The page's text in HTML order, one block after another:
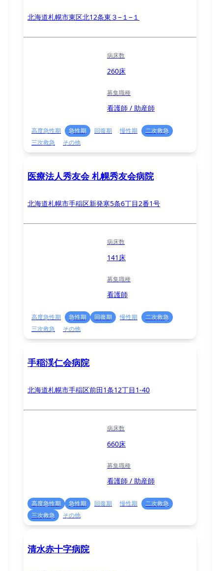
北海道札幌市東区北12条東３−１−１
病床数
260床
募集職種
看護師 / 助産師
高度急性期 急性期 回復期 慢性期
二次救急
三次救急
その他
医療法人秀友会 札幌秀友会病院
北海道札幌市手稲区新発寒5条6丁目2番1号
病床数
141床
募集職種
看護師
高度急性期 急性期 回復期 慢性期
二次救急
三次救急
その他
手稲渓仁会病院
北海道札幌市手稲区前田1条12丁目1-40
病床数
660床
募集職種
看護師 / 助産師
高度急性期 急性期 回復期 慢性期
二次救急
三次救急
その他
清水赤十字病院